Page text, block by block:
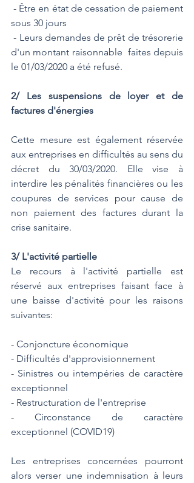
- Être en état de cessation de paiement
sous 30 jours
- Leurs demandes de prêt de trésorerie
d'un montant raisonnable  faites depuis
le 01/03/2020 a été refusé.
2/ Les suspensions de loyer et de
factures d'énergies
Cette mesure est également réservée
aux entreprises en difficultés au sens du
décret du 30/03/2020. Elle vise à
interdire les pénalités financières ou les
coupures de services pour cause de
non paiement des factures durant la
crise sanitaire.
3/ L'activité partielle
Le recours à l'activité partielle est
réservé aux entreprises faisant face à
une baisse d'activité pour les raisons
suivantes:
- Conjoncture économique
- Difficultés d'approvisionnement
- Sinistres ou intempéries de caractère
exceptionnel
- Restructuration de l'entreprise
- Circonstance de caractère
exceptionnel (COVID19)
Les entreprises concernées pourront
alors verser une indemnisation à leurs